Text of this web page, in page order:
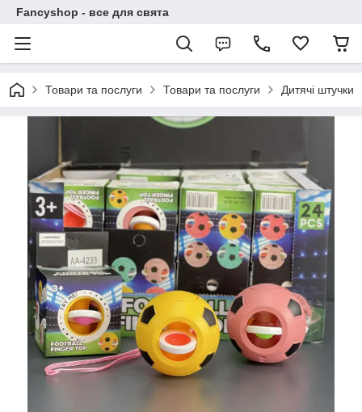
Fancyshop - все для свята
Товари та послуги Товари та послуги Дитячі штучки